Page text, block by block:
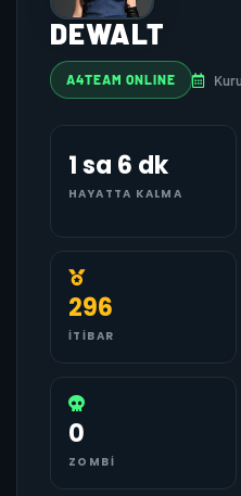
DEWALT
A4TEAM ONLINE
1 sa 6 dk
HAYATTA KALMA
296
İTIBAR
0
ZOMBI